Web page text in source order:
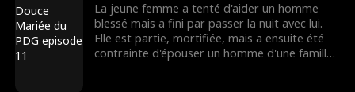
La jeune femme a tenté d'aider un homme
blessé mais a fini par passer la nuit avec lui.
Elle est partie, mortifiée, mais a ensuite été
contrainte d'épouser un homme d'une famille